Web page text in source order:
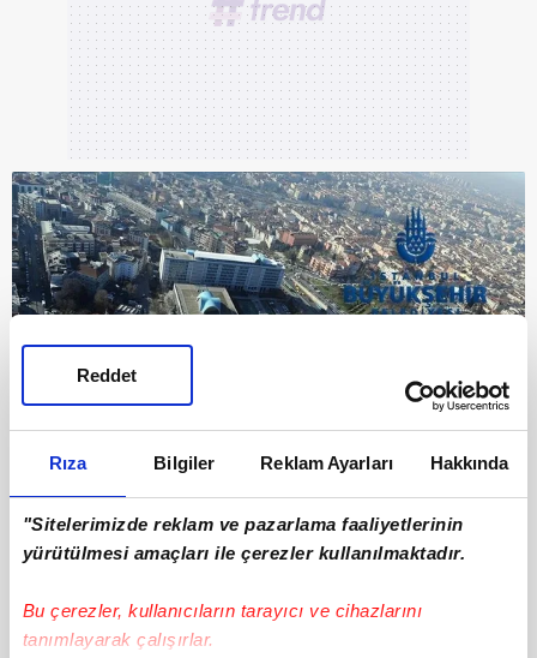
Rıza Bilgiler Reklam Ayarları Hakkında
"Sitelerimizde reklam ve pazarlama faaliyetlerinin
yürütülmesi amaçları ile çerezler kullanılmaktadır.
Bu çerezler, kullanıcıların tarayıcı ve cihazlarını
tanımlayarak çalışırlar.
Reddet
4
Bu şirketi ikinci olarak koruma hizmetleri,
güvenlik danışmanlığı hizmetleri ile özel
güvenlik eğitimi vermek ve eğitim okulları
açmak amacıyla kurulan İSTGÜVEN AŞ izledi.